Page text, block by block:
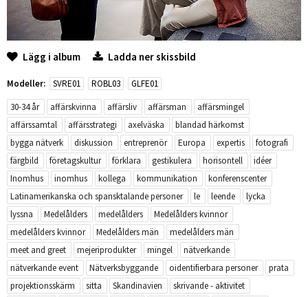
Lägg i album Ladda ner skissbild
Modeller: SVRE01 ROBL03
GLFE01
30-34 år
affärskvinna affärsliv affärsman
affärsmingel
affärssamtal
affärsstrategi axelväska
blandad härkomst
bygga nätverk
diskussion entreprenör Europa expertis
fotografi
färgbild
företagskultur förklara gestikulera horisontell
idéer
Inomhus
inomhus kollega kommunikation
konferenscenter
Latinamerikanska och spansktalande personer
le leende
lycka
lyssna
Medelålders medelålders
Medelålders kvinnor
medelålders kvinnor
Medelålders män
medelålders män
meet and greet
mejeriprodukter mingel
nätverkande
nätverkande event
Nätverksbyggande oidentifierbara personer
prata
projektionsskärm
sitta Skandinavien
skrivande - aktivitet